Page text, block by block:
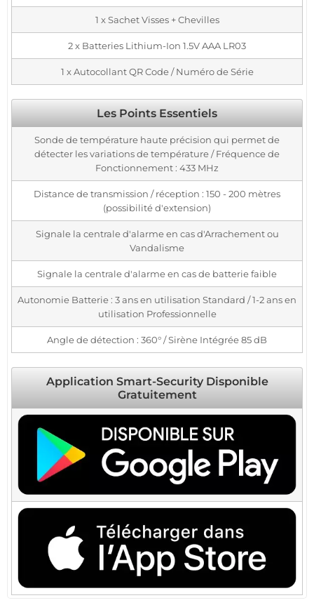
1 x Sachet Visses + Chevilles
2 x Batteries Lithium-Ion 1.5V AAA LR03
1 x Autocollant QR Code / Numéro de Série
Les Points Essentiels
Sonde de température haute précision qui permet de
détecter les variations de température / Fréquence de
Fonctionnement : 433 MHz
Distance de transmission / réception : 150 - 200 mètres
(possibilité d'extension)
Signale la centrale d'alarme en cas d'Arrachement ou
Vandalisme
Signale la centrale d'alarme en cas de batterie faible
Autonomie Batterie : 3 ans en utilisation Standard / 1-2 ans en
utilisation Professionnelle
Angle de détection : 360° / Sirène Intégrée 85 dB
Application Smart-Security Disponible
Gratuitement